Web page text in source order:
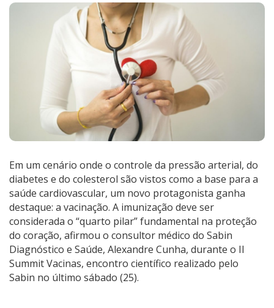
Em um cenário onde o controle da pressão arterial, do
diabetes e do colesterol são vistos como a base para a
saúde cardiovascular, um novo protagonista ganha
destaque: a vacinação. A imunização deve ser
considerada o “quarto pilar” fundamental na proteção
do coração, afirmou o consultor médico do Sabin
Diagnóstico e Saúde, Alexandre Cunha, durante o II
Summit Vacinas, encontro científico realizado pelo
Sabin no último sábado (25).